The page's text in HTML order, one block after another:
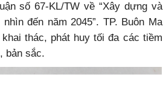
số 67-KL/TW về “Xây dựng và
đến năm 2045”. TP. Buôn Ma
thác, phát huy tối đa các tiềm
bản sắc.